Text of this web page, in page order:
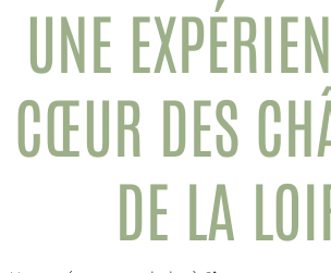
UNE
CŒUR DES
DE LA